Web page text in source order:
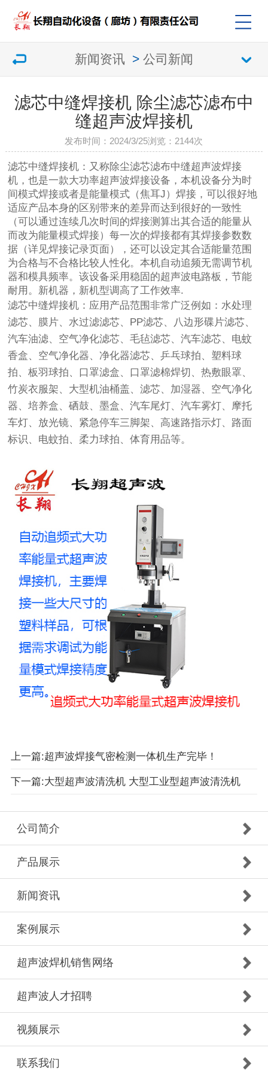
新闻资讯 > 公司新闻
滤芯中缝焊接机 除尘滤芯滤布中
缝超声波焊接机
发布时间：2024/3/25浏览： 2144次
滤芯中缝焊接机：又称除尘滤芯滤布中缝超声波焊接
机，也是一款大功率超声波焊接设备，本机设备分为时
间模式焊接或者是能量模式（焦耳J）焊接，可以很好地
适应产品本身的区别带来的差异而达到很好的一致性
（可以通过连续几次时间的焊接测算出其合适的能量从
而改为能量模式焊接）每一次的焊接都有其焊接参数数
据（详见焊接记录页面），还可以设定其合适能量范围
为合格与不合格比较人性化。本机自动追频无需调节机
器和模具频率。该设备采用稳固的超声波电路板，节能
耐用。新机器，新机型调高了工作效率.
滤芯中缝焊接机： 应用产品范围非常广泛例如：水处理
滤芯、膜片、水过滤滤芯、PP滤芯、八边形碟片滤芯、
汽车油滤、空气净化滤芯、毛毡滤芯、汽车滤芯、电蚊
香盒、空气净化器、净化器滤芯、乒乓球拍、塑料球
拍、板羽球拍、口罩滤盒、口罩滤棉焊切、热敷眼罩、
竹炭衣服架、大型机油桶盖、滤芯、加湿器、空气净化
器、培养盒、硒鼓、墨盒、汽车尾灯、汽车雾灯、摩托
车灯、放光镜、紧急停车三脚架、高速路指示灯、路面
标识、电蚊拍、柔力球拍、体育用品等。
上一篇:超声波焊接气密检测一体机生产完毕！
下一篇:大型超声波清洗机 大型工业型超声波清洗机
公司简介
产品展示
新闻资讯
案例展示
超声波焊机销售网络
超声波人才招聘
视频展示
联系我们